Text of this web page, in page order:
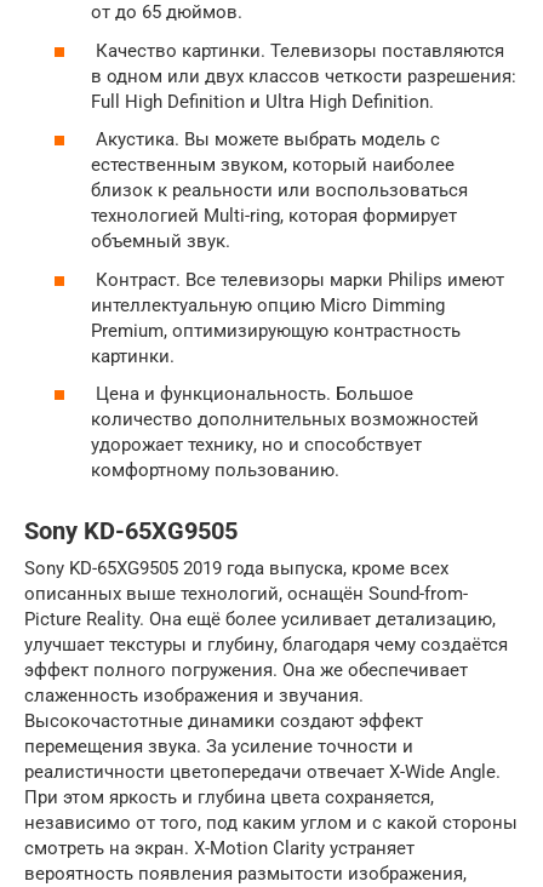
от до 65 дюймов.
Качество картинки. Телевизоры поставляются
в одном или двух классов четкости разрешения:
Full High Definition и Ultra High Definition.
Акустика. Вы можете выбрать модель с
естественным звуком, который наиболее
близок к реальности или воспользоваться
технологией Multi-ring, которая формирует
объемный звук.
Контраст. Все телевизоры марки Philips имеют
интеллектуальную опцию Micro Dimming
Premium, оптимизирующую контрастность
картинки.
Цена и функциональность. Большое
количество дополнительных возможностей
удорожает технику, но и способствует
комфортному пользованию.
Sony KD-65XG9505
Sony KD-65XG9505 2019 года выпуска, кроме всех
описанных выше технологий, оснащён Sound-from-
Picture Reality. Она ещё более усиливает детализацию,
улучшает текстуры и глубину, благодаря чему создаётся
эффект полного погружения. Она же обеспечивает
слаженность изображения и звучания.
Высокочастотные динамики создают эффект
перемещения звука. За усиление точности и
реалистичности цветопередачи отвечает X-Wide Angle.
При этом яркость и глубина цвета сохраняется,
независимо от того, под каким углом и с какой стороны
смотреть на экран. X-Motion Clarity устраняет
вероятность появления размытости изображения,